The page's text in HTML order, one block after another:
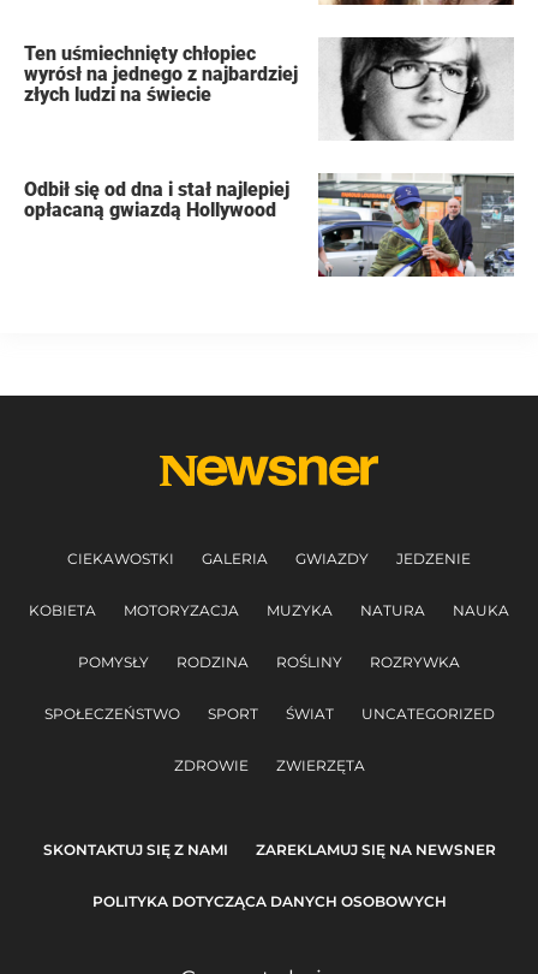
Ten uśmiechnięty chłopiec
wyrósł na jednego z najbardziej
złych ludzi na świecie
Odbił się od dna i stał najlepiej
opłacaną gwiazdą Hollywood
CIEKAWOSTKI GALERIA GWIAZDY JEDZENIE
KOBIETA MOTORYZACJA MUZYKA NATURA NAUKA
POMYSŁY RODZINA ROŚLINY ROZRYWKA
SPOŁECZEŃSTWO SPORT ŚWIAT UNCATEGORIZED
ZDROWIE ZWIERZĘTA
SKONTAKTUJ SIĘ Z NAMI ZAREKLAMUJ SIĘ NA NEWSNER
POLITYKA DOTYCZĄCA DANYCH OSOBOWYCH